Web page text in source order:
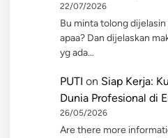
22/07/2026
Bu minta tolong
apaa? Dan dijelaskan
yg ada…
PUTI on Siap Kerja:
Dunia Profesional di
26/05/2026
Are there more